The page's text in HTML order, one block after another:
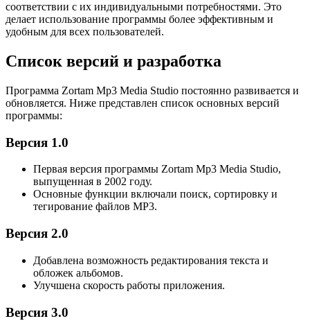
соответствии с их индивидуальными потребностями. Это
делает использование программы более эффективным и
удобным для всех пользователей.
Список версий и разработка
Программа Zortam Mp3 Media Studio постоянно развивается и
обновляется. Ниже представлен список основных версий
программы:
Версия 1.0
Первая версия программы Zortam Mp3 Media Studio,
выпущенная в 2002 году.
Основные функции включали поиск, сортировку и
тегирование файлов MP3.
Версия 2.0
Добавлена возможность редактирования текста и
обложек альбомов.
Улучшена скорость работы приложения.
Версия 3.0